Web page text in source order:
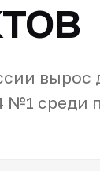
вырос
№1 среди